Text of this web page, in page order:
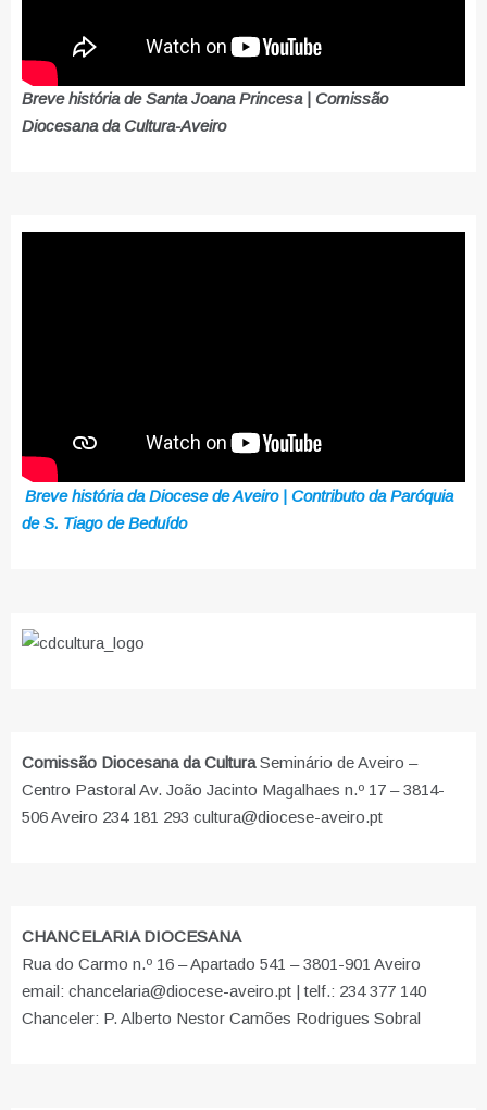
Breve história de Santa Joana Princesa | Comissão
Diocesana da Cultura-Aveiro
Breve história da Diocese de Aveiro | Contributo da Paróquia
de S. Tiago de Beduído
Comissão Diocesana da CulturaSeminário de Aveiro –
Centro Pastoral Av. João Jacinto Magalhaes n.º 17 – 3814-
506 Aveiro 234 181 293 cultura@diocese-aveiro.pt
CHANCELARIA DIOCESANA
Rua do Carmo n.º 16 – Apartado 541 – 3801-901 Aveiro
email: chancelaria@diocese-aveiro.pt | telf.: 234 377 140
Chanceler: P. Alberto Nestor Camões Rodrigues Sobral